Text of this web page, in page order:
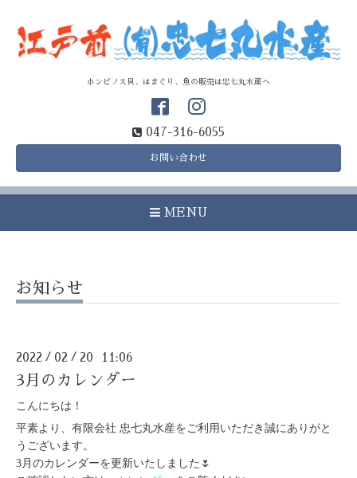
ホンビノス貝、はまぐり、魚の販売は忠七丸水産へ
047-316-6055
お問い合わせ
MENU
お知らせ
2022 / 02 / 20 11:06
3月のカレンダー
こんにちは！
平素より、有限会社 忠七丸水産をご利用いただき誠にありがと
うございます。
3月のカレンダーを更新いたしました🌷